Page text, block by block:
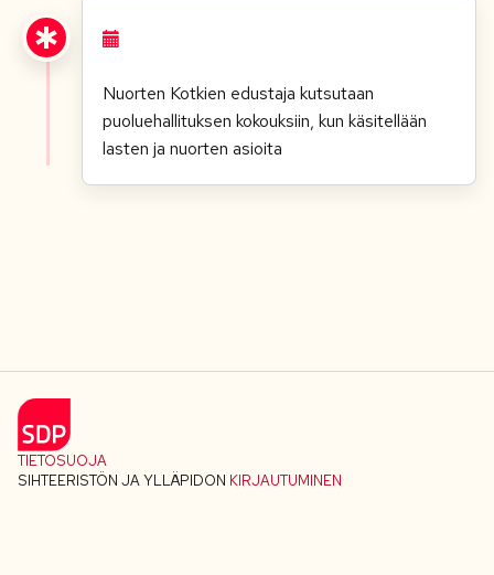
Nuorten Kotkien edustaja kutsutaan
puoluehallituksen kokouksiin, kun käsitellään
lasten ja nuorten asioita
TIETOSUOJA
SIHTEERISTÖN JA YLLÄPIDON KIRJAUTUMINEN